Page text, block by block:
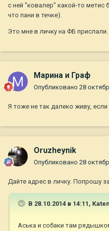
с ней "ковалер" какой-то метис
что пани в течке).
Это мне в личку на ФБ прислали.
Марина и Граф
Опубликовано 28
Я тоже не так далеко живу, если
Oruzheynik
Опубликовано 28
Дайте адрес в личку. Попрошу
В 28.10.2014 в 14:11,
Аська и собаки там